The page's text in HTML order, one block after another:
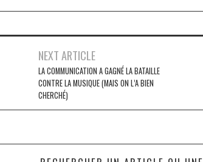
NEXT ARTICLE
LA COMMUNICATION A GAGNÉ LA BATAILLE
CONTRE LA MUSIQUE (MAIS ON L’A BIEN
CHERCHÉ)